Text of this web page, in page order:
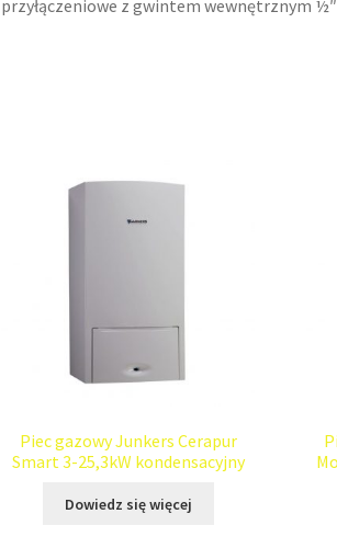
przyłączeniowe z gwintem wewnętrznym
Piec gazowy Junkers Cerapur
Smart 3-25,3kW kondensacyjny
Dowiedz się więcej